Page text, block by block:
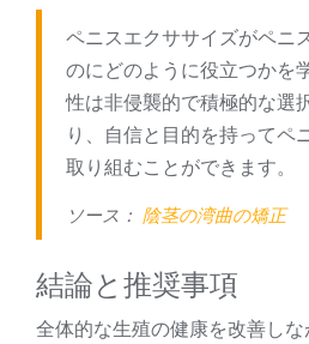
ペニスエクササイズがペニ
のにどのように役立つかを
性は非侵襲的で積極的な選
り、自信と目的を持ってペ
取り組むことができます。
ソース： 陰茎の湾曲の矯正
結論と推奨事項
全体的な生殖の健康を改善し